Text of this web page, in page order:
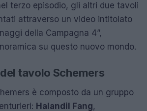
terzo episodio, gli altri due tavoli
attraverso un video intitolato
della Campagna 4”,
su questo nuovo mondo.
tavolo Schemers
è composto da un gruppo
Halandil Fang,